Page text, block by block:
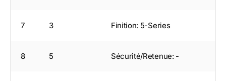
7 3 Finition: 5-Series
8 5 Sécurité/Retenue: -